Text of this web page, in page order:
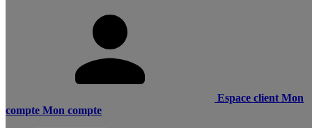
Espace client Mon
compte Mon compte